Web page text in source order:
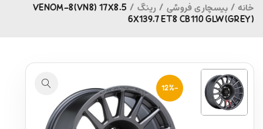
خانه / بیسچاری فروشی / رینگ /
VENOM-8(VN8) 17X8.5
6X139.7 ET8 CB110 GLW(GREY)
-12%